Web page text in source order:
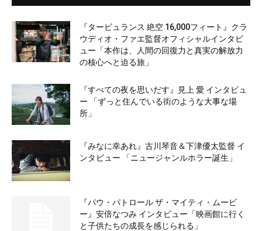
『タービュランス 絶空 16,000フィート』クラ
ウディオ・ファエ監督オフィシャルインタビ
ュー「本作は、人間の回復力と真実の解放力
の核心へと迫る旅」
『すべての夜を思いだす』見上 愛 インタビュ
ー 「ずっと住んでいる街のような大事な場
所」
『みなに幸あれ』古川琴音＆下津優太監督 イ
ンタビュー 「ニュージャンルホラー誕生」
『パウ・パトロール ザ・マイティ・ムービ
ー』安倍なつみ インタビュー「映画館に行く
と子供たちの成長を感じられる」